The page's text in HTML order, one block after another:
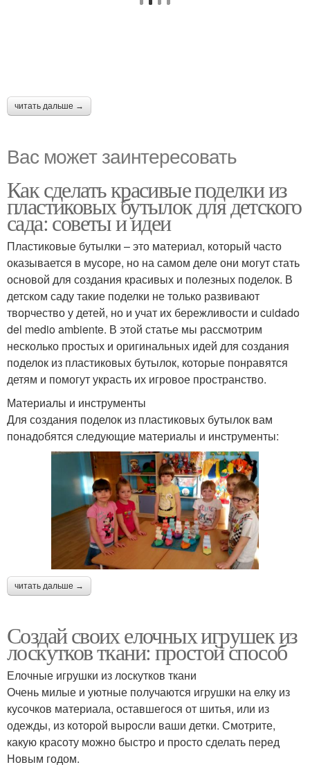
читать дальше →
Вас может заинтересовать
Как сделать красивые поделки из
пластиковых бутылок для детского
сада: советы и идеи
Пластиковые бутылки – это материал, который часто
оказывается в мусоре, но на самом деле они могут стать
основой для создания красивых и полезных поделок. В
детском саду такие поделки не только развивают
творчество у детей, но и учат их бережливости и cuidado
del medio ambiente. В этой статье мы рассмотрим
несколько простых и оригинальных идей для создания
поделок из пластиковых бутылок, которые понравятся
детям и помогут украсть их игровое пространство.
Материалы и инструменты
Для создания поделок из пластиковых бутылок вам
понадобятся следующие материалы и инструменты:
читать дальше →
Создай своих елочных игрушек из
лоскутков ткани: простой способ
Елочные игрушки из лоскутков ткани
Очень милые и уютные получаются игрушки на елку из
кусочков материала, оставшегося от шитья, или из
одежды, из которой выросли ваши детки. Смотрите,
какую красоту можно быстро и просто сделать перед
Новым годом.